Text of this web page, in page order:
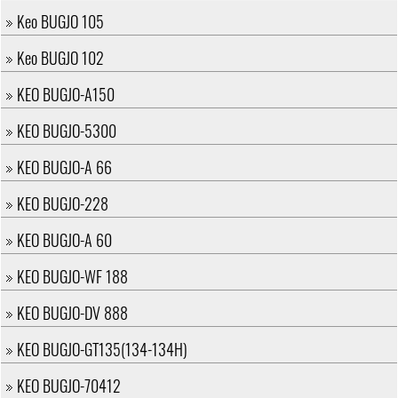
Keo BUGJO 105
Keo BUGJO 102
KEO BUGJO-A150
KEO BUGJO-5300
KEO BUGJO-A 66
KEO BUGJO-228
KEO BUGJO-A 60
KEO BUGJO-WF 188
KEO BUGJO-DV 888
KEO BUGJO-GT135(134-134H)
KEO BUGJO-70412